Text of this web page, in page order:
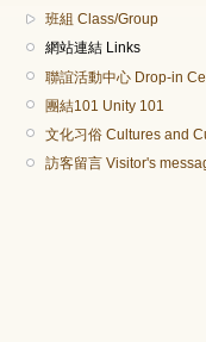
班組 Class/Group
網站連結 Links
聯誼活動中心 Drop-in
團結101 Unity 101
文化习俗 Cultures and
訪客留言 Visitor's